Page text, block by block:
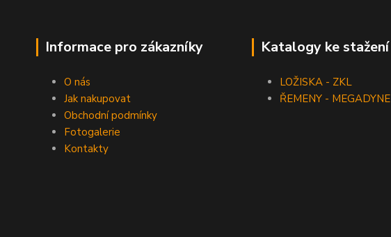
Informace pro zákazníky
O nás
Jak nakupovat
Obchodní podmínky
Fotogalerie
Kontakty
Katalogy ke stažení
LOŽISKA - ZKL
ŘEMENY - MEGADYNE